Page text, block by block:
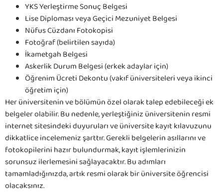
YKS Yerleştirme Sonuç Belgesi
Lise Diploması veya Geçici Mezuniyet Belgesi
Nüfus Cüzdanı Fotokopisi
Fotoğraf (belirtilen sayıda)
İkametgah Belgesi
Askerlik Durum Belgesi (erkek adaylar için)
Öğrenim Ücreti Dekontu (vakıf üniversiteleri veya ikinci
öğretim için)
Her üniversitenin ve bölümün özel olarak talep edebileceği ek
belgeler olabilir. Bu nedenle, yerleştiğiniz üniversitenin resmi
internet sitesindeki duyuruları ve üniversite kayıt kılavuzunu
dikkatlice incelemeniz şarttır. Gerekli belgelerin asıllarını ve
fotokopilerini hazır bulundurmak, kayıt işlemlerinizin
sorunsuz ilerlemesini sağlayacaktır. Bu adımları
tamamladığınızda, artık resmi olarak bir üniversite öğrencisi
olacaksınız.